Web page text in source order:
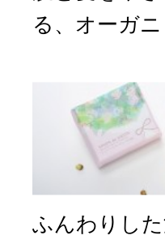
る、オーガ
ふんわりし